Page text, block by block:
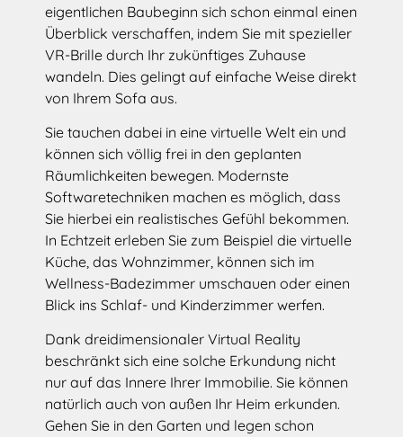
eigentlichen Baubeginn sich schon einmal einen
Überblick verschaffen, indem Sie mit spezieller
VR-Brille durch Ihr zukünftiges Zuhause
wandeln. Dies gelingt auf einfache Weise direkt
von Ihrem Sofa aus.
Sie tauchen dabei in eine virtuelle Welt ein und
können sich völlig frei in den geplanten
Räumlichkeiten bewegen. Modernste
Softwaretechniken machen es möglich, dass
Sie hierbei ein realistisches Gefühl bekommen.
In Echtzeit erleben Sie zum Beispiel die virtuelle
Küche, das Wohnzimmer, können sich im
Wellness-Badezimmer umschauen oder einen
Blick ins Schlaf- und Kinderzimmer werfen.
Dank dreidimensionaler Virtual Reality
beschränkt sich eine solche Erkundung nicht
nur auf das Innere Ihrer Immobilie. Sie können
natürlich auch von außen Ihr Heim erkunden.
Gehen Sie in den Garten und legen schon